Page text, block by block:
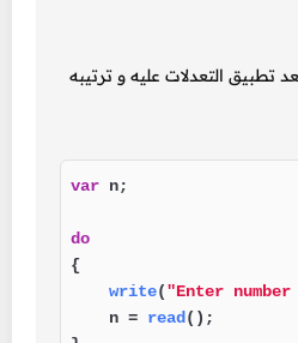
تطبيق التعدلات عليه و ترتيبه
var n;
do
{
write("Enter
    n =
read ();